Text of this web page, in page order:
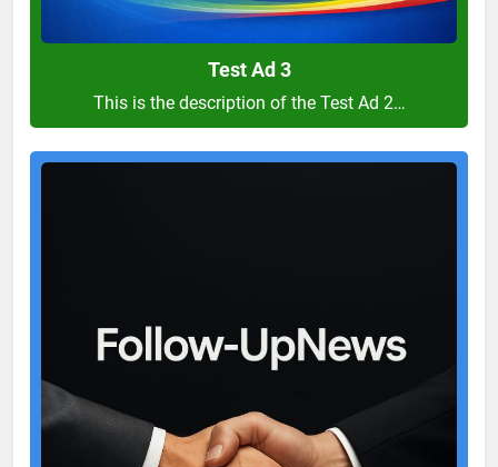
Test Ad 3
This is the description of the Test Ad 2…